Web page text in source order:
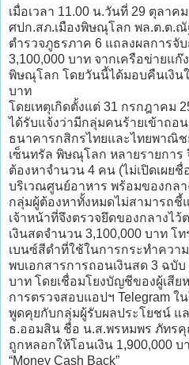
เมื่อเวลา 11.00 น.วันที่ 29 ตุลาค
ศปก.สภ.เมืองพิษณุโลก พล.ต.ต.
ตำรวจภูธรภาค 6 แถลงผลการจั
3,100,000 บาท จากเครือข่ายแ
พิษณุโลก โดยวันนี้ได้มอบคืนเงิน
บาท
โดยเหตุเกิดตั้งแต่ 31 กรกฎาคม
ได้รับแจ้งว่ามีกลุ่มคนร้ายเข้าถอ
ธนาคารกสิกรไทยและไทยพาณิ
เซ็นทรัล พิษณุโลก หลายรายการ
ต้องหาจำนวน 4 คน (ไม่เปิดเผย
บริเวณศูนย์อาหาร พร้อมของกลา
กลุ่มผู้ต้องหาทั้งหมดไม่สามารถชี้
เจ้าหน้าที่จึงตรวจยึดของกลางไว้
เงินสดจำนวน 3,100,000 บาท โ
เบนซ์สีดำที่ใช้ในการกระทำควา
พบเอกสารการถอนเงินสด 3 ฉบั
บาท โดยเชื่อมโยงบัญชีของผู้เสีย
การตรวจสอบแอปฯ Telegram
พูดคุยกับกลุ่มผู้รับผลประโยชน์ แ
ธ.ออมสิน ชื่อ น.ส.พรหมพร ภัทร
ถูกหลอกให้โอนเงิน 1,900,000
“Money Cash Back”